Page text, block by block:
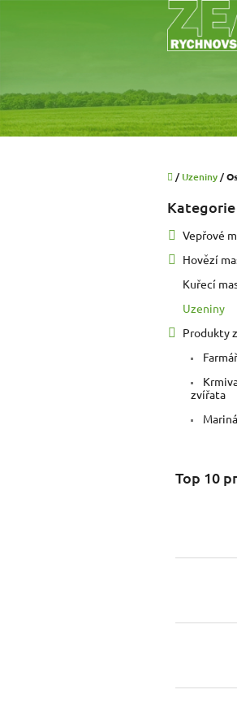
Domů
/ Uzeniny/
Přeskočit
Kategorie
Vepřové
Hovězí
Kuřecí
Uzeniny
Produkty
zvířata
Top 10